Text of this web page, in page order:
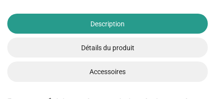
Description
Détails du produit
Accessoires